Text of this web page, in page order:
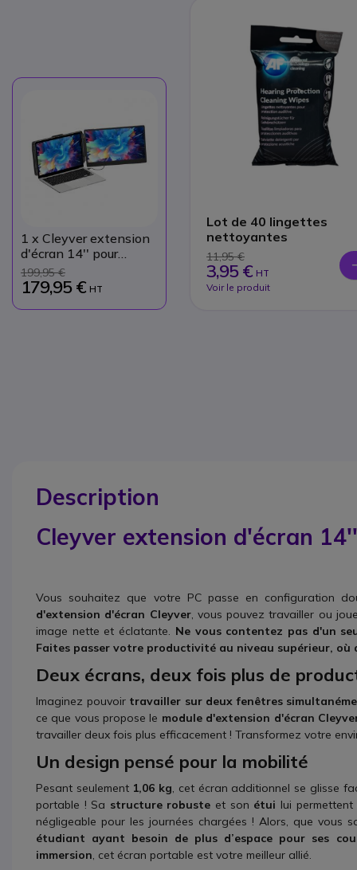
1 x Cleyver extension
d'écran 14'' pour
PC/Mac
199,95 €
179,95 € HT
Lot de 40 lingettes
nettoyantes
11,95 €
3,95 € HT
Voir le produit
Description
Cleyver extension d'écran
Vous souhaitez que votre PC passe en configuration
d'extension d'écran Cleyver, vous pouvez travailler ou
image nette et éclatante. Ne vous contentez pas d'un
Faites passer votre productivité au niveau supérieur, où
Deux écrans, deux fois plus de
Imaginez pouvoir travailler sur deux fenêtres
ce que vous propose le module d'extension d'écran
travailler deux fois plus efficacement ! Transformez votre
Un design pensé pour la mobilité
Pesant seulement 1,06 kg, cet écran additionnel se glisse
portable ! Sa structure robuste et son étui lui
négligeable pour les journées chargées ! Alors, que vous
étudiant ayant besoin de plus d’espace pour ses
immersion, cet écran portable est votre meilleur allié.